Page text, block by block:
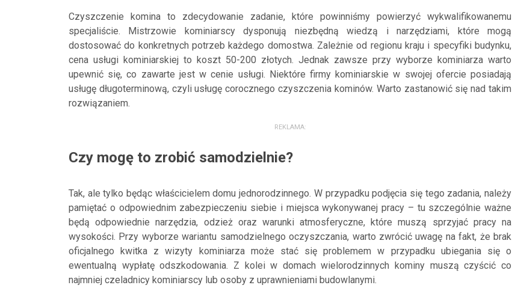
Czyszczenie komina to zdecydowanie zadanie, które powinniśmy powierzyć wykwalifikowanemu
specjaliście. Mistrzowie kominiarscy dysponują niezbędną wiedzą i narzędziami, które mogą
dostosować do konkretnych potrzeb każdego domostwa. Zależnie od regionu kraju i specyfiki budynku,
cena usługi kominiarskiej to koszt 50-200 złotych. Jednak zawsze przy wyborze kominiarza warto
upewnić się, co zawarte jest w cenie usługi. Niektóre firmy kominiarskie w swojej ofercie posiadają
usługę długoterminową, czyli usługę corocznego czyszczenia kominów. Warto zastanowić się nad takim
rozwiązaniem.
REKLAMA:
Czy mogę to zrobić samodzielnie?
Tak, ale tylko będąc właścicielem domu jednorodzinnego. W przypadku podjęcia się tego zadania, należy
pamiętać o odpowiednim zabezpieczeniu siebie i miejsca wykonywanej pracy – tu szczególnie ważne
będą odpowiednie narzędzia, odzież oraz warunki atmosferyczne, które muszą sprzyjać pracy na
wysokości. Przy wyborze wariantu samodzielnego oczyszczania, warto zwrócić uwagę na fakt, że brak
oficjalnego kwitka z wizyty kominiarza może stać się problemem w przypadku ubiegania się o
ewentualną wypłatę odszkodowania. Z kolei w domach wielorodzinnych kominy muszą czyścić co
najmniej czeladnicy kominiarscy lub osoby z uprawnieniami budowlanymi.